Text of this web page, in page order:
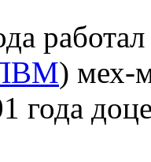
) мех-
года